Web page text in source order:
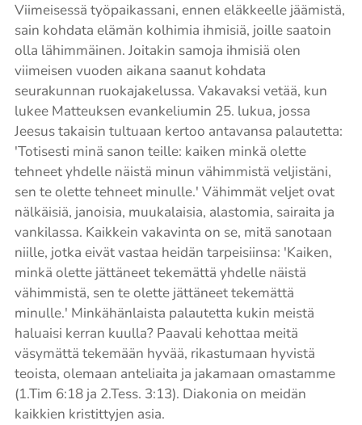
Viimeisessä työpaikassani, ennen eläkkeelle jäämistä,
sain kohdata elämän kolhimia ihmisiä, joille saatoin
olla lähimmäinen. Joitakin samoja ihmisiä olen
viimeisen vuoden aikana saanut kohdata
seurakunnan ruokajakelussa. Vakavaksi vetää, kun
lukee Matteuksen evankeliumin 25. lukua, jossa
Jeesus takaisin tultuaan kertoo antavansa palautetta:
'Totisesti minä sanon teille: kaiken minkä olette
tehneet yhdelle näistä minun vähimmistä veljistäni,
sen te olette tehneet minulle.' Vähimmät veljet ovat
nälkäisiä, janoisia, muukalaisia, alastomia, sairaita ja
vankilassa. Kaikkein vakavinta on se, mitä sanotaan
niille, jotka eivät vastaa heidän tarpeisiinsa: 'Kaiken,
minkä olette jättäneet tekemättä yhdelle näistä
vähimmistä, sen te olette jättäneet tekemättä
minulle.' Minkähänlaista palautetta kukin meistä
haluaisi kerran kuulla? Paavali kehottaa meitä
väsymättä tekemään hyvää, rikastumaan hyvistä
teoista, olemaan anteliaita ja jakamaan omastamme
(1.Tim 6:18 ja 2.Tess. 3:13). Diakonia on meidän
kaikkien kristittyjen asia.